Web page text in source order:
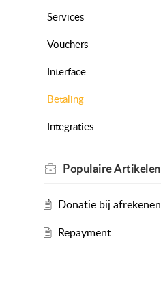
Services
Vouchers
Interface
Betaling
Integraties
PopulaireArtikelen
Donatie bij afrekenen
Repayment